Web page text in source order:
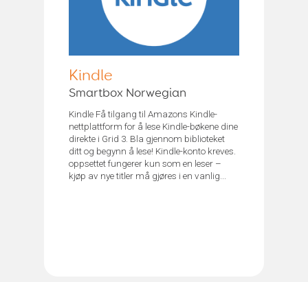
Kindle
Smartbox Norwegian
Kindle Få tilgang til Amazons Kindle-
nettplattform for å lese Kindle-bøkene dine
direkte i Grid 3. Bla gjennom biblioteket
ditt og begynn å lese! Kindle-konto kreves.
oppsettet fungerer kun som en leser –
kjøp av nye titler må gjøres i en vanlig...